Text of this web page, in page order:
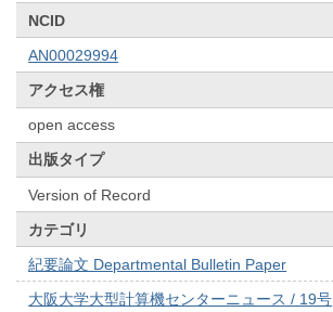
NCID
AN00029994
アクセス権
open access
出版タイプ
Version of Record
カテゴリ
紀要論文 Departmental Bulletin Paper
大阪大学大型計算機センターニュース / 19号